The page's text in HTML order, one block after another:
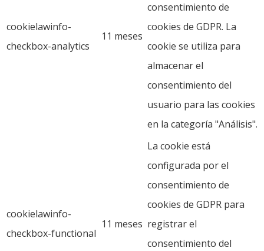
cookielawinfo-
checkbox-analytics
11 meses
consentimiento de
cookies de GDPR. La
cookie se utiliza para
almacenar el
consentimiento del
usuario para las cookies
en la categoría "Análisis".
cookielawinfo-
checkbox-functional
11 meses
La cookie está
configurada por el
consentimiento de
cookies de GDPR para
registrar el
consentimiento del